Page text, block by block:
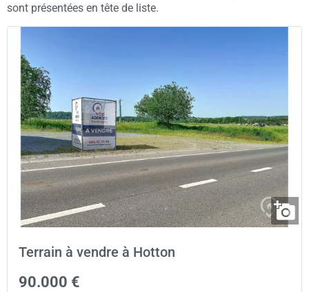
sont présentées en tête de liste.
Terrain à vendre à Hotton
90.000 €